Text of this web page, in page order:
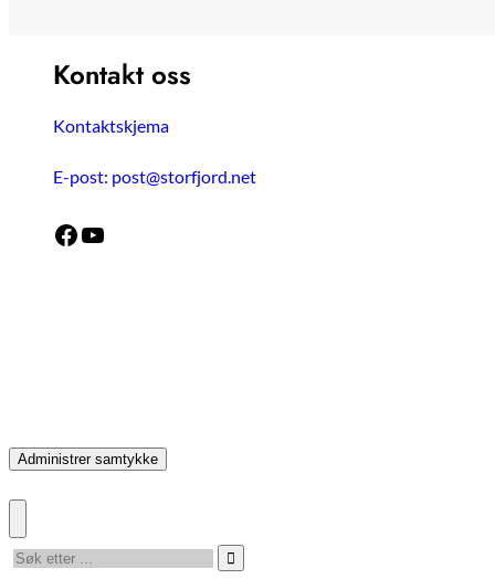
Kontakt oss
Kontaktskjema
E-post: post@storfjord.net
Facebook YouTube
Administrer samtykke